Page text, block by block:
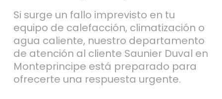
Si surge un fallo imprevisto en tu
equipo de calefacción, climatización o
agua caliente, nuestro departamento
de atención al cliente Saunier Duval en
Monteprincipe está preparado para
ofrecerte una respuesta urgente.